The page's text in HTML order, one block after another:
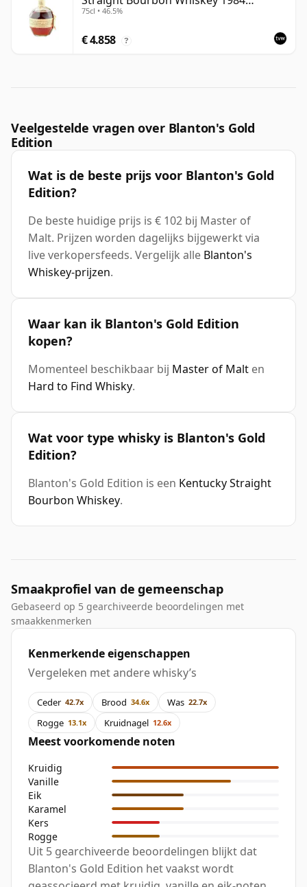
Bottling
75cl • 46.5%
€ 4.858 ?
Veelgestelde vragen over Blanton's Gold
Edition
Wat is de beste prijs voor Blanton's Gold
Edition?
De beste huidige prijs is € 102 bij Master of
Malt. Prijzen worden dagelijks bijgewerkt via
live verkopersfeeds. Vergelijk alle Blanton's
Whiskey-prijzen.
Waar kan ik Blanton's Gold Edition
kopen?
Momenteel beschikbaar bij Master of Malt en
Hard to Find Whisky.
Wat voor type whisky is Blanton's Gold
Edition?
Blanton's Gold Edition is een Kentucky Straight
Bourbon Whiskey.
Smaakprofiel van de gemeenschap
Gebaseerd op 5 gearchiveerde beoordelingen met
smaakkenmerken
Kenmerkende eigenschappen
Vergeleken met andere whisky’s
Ceder 42.7x Brood 34.6x Was 22.7x
Rogge 13.1x Kruidnagel 12.6x
Meest voorkomende noten
Kruidig
Vanille
Eik
Karamel
Kers
Rogge
Uit 5 gearchiveerde beoordelingen blijkt dat
Blanton's Gold Edition het vaakst wordt